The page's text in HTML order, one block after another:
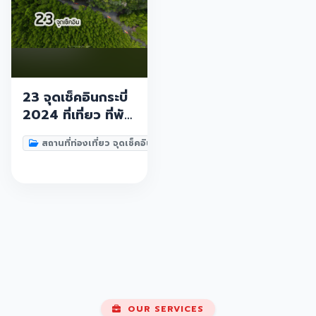
23 จุดเช็คอินกระบี่
2024 ที่เที่ยว ที่พัก
ใหม่ๆสวยๆ คาเฟ่
ทะเล ภูเขา
สถานที่ท่องเที่ยว จุดเช็คอิน
OUR SERVICES